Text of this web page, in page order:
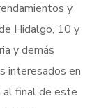
y
Hidalgo, 10 y
y demás
interesados en
al final de este